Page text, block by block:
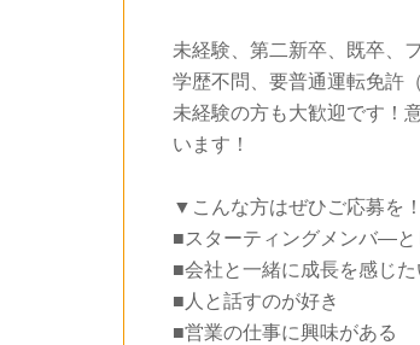
未経験、第二新卒、既卒、
学歴不問、要普通運転免許
未経験の方も大歓迎です！
います！
▼こんな方はぜひご応募を！
■スターティングメンバ―と
■会社と一緒に成長を感じた
■人と話すのが好き
■営業の仕事に興味がある